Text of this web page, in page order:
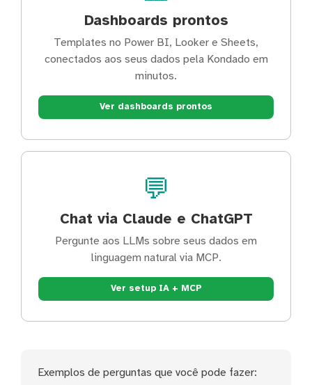
Dashboards prontos
Templates no Power BI, Looker e Sheets,
conectados aos seus dados pela Kondado em
minutos.
Ver dashboards prontos
💬
Chat via Claude e ChatGPT
Pergunte aos LLMs sobre seus dados em
linguagem natural via MCP.
Ver setup IA + MCP
Exemplos de perguntas que você pode fazer: